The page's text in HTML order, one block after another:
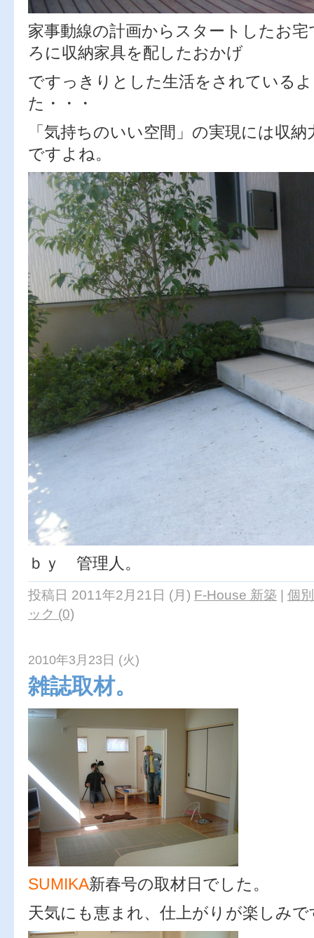
家事動線の計画からスタートしたお
ろに収納家具を配したおかげ
ですっきりとした生活をされている
た・・・
「気持ちのいい空間」の実現には収
ですよね。
ｂｙ 管理人。
投稿日 2011年2月21日 (月) F-House 新築 | 個
ック (0)
2010年3月23日 (火)
雑誌取材。
SUMIKA新春号の取材日でした。
天気にも恵まれ、仕上がりが楽しみで